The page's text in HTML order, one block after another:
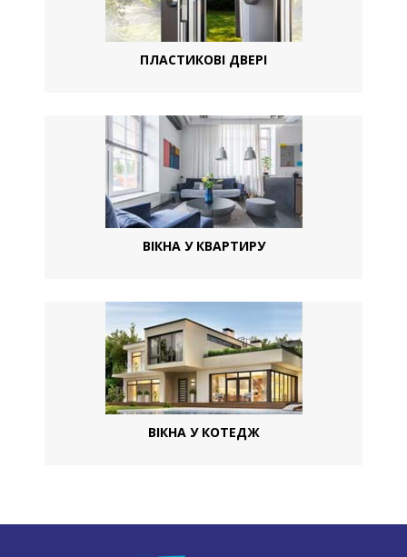
ПЛАСТИКОВІ ДВЕРІ
ВІКНА У КВАРТИРУ
ВІКНА У КОТЕДЖ